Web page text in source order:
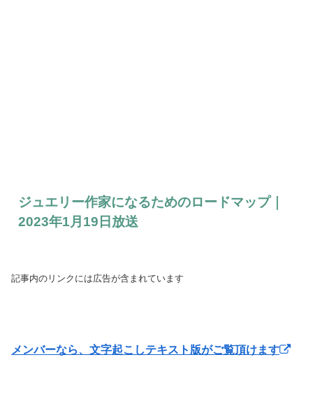
ジュエリー作家になるためのロードマップ｜
2023年1月19日放送
記事内のリンクには広告が含まれています
メンバーなら、文字起こしテキスト版がご覧頂けます